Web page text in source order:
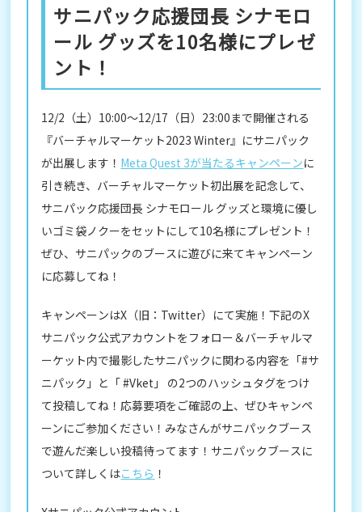
サニパック応援団長 シナモロ
ール グッズを10名様にプレゼ
ント！
12/2（土）10:00～12/17（日）23:00まで開催される
『バーチャルマーケット2023 Winter』にサニパック
が出展します！ Meta Quest 3が当たるキャンペーンに
引き続き、バーチャルマーケット初出展を記念して、
サニパック応援団長 シナモロール グッズと環境に優し
いゴミ袋ノクーをセットにして10名様にプレゼント！
ぜひ、サニパックのブースに遊びに来てキャンペーン
に応募してね！
キャンペーンはX（旧：Twitter）にて実施！下記のX
サニパック公式アカウントをフォロー＆バーチャルマ
ーケット内で撮影したサニパックに関わる内容を「#サ
ニパック」と「 #Vket」 の2つのハッシュタグをつけ
て投稿してね！応募要項をご確認の上、ぜひキャンペ
ーンにご参加ください！みなさんがサニパックブース
で遊んだ楽しい投稿待ってます！サニパックブースに
ついて詳しくはこちら ！